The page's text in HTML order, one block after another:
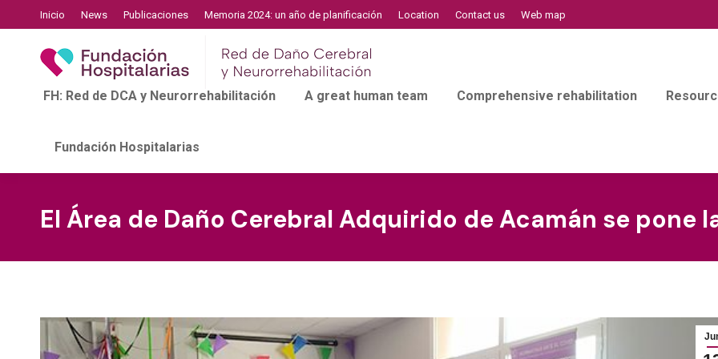
Inicio News Publicaciones Memoria 2024: un año de planificación Location Contact us Web map
FH: Red de DCA y Neurorrehabilitación A great human team Comprehensive rehabilitation
Fundación Hospitalarias
El Área de Daño Cerebral Adquirido de Acamán se pone